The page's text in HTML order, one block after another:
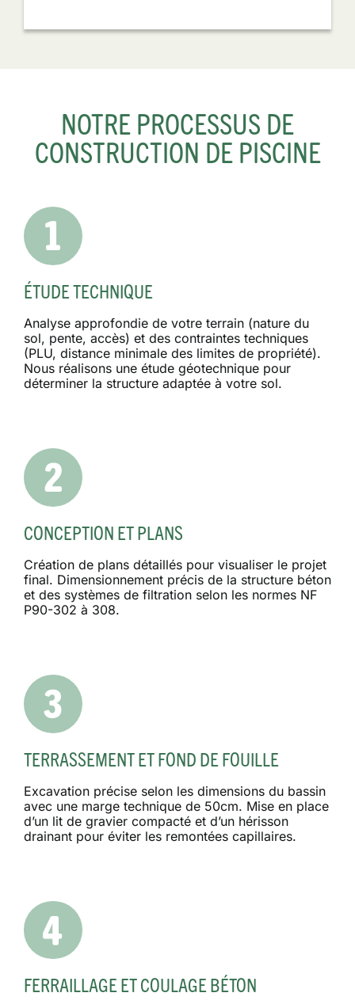
NOTRE PROCESSUS DE
CONSTRUCTION DE PISCINE
ÉTUDE TECHNIQUE
Analyse approfondie de votre terrain (nature du
sol, pente, accès) et des contraintes techniques
(PLU, distance minimale des limites de propriété).
Nous réalisons une étude géotechnique pour
déterminer la structure adaptée à votre sol.
CONCEPTION ET PLANS
Création de plans détaillés pour visualiser le projet
final. Dimensionnement précis de la structure béton
et des systèmes de filtration selon les normes NF
P90-302 à 308.
TERRASSEMENT ET FOND DE FOUILLE
Excavation précise selon les dimensions du bassin
avec une marge technique de 50cm. Mise en place
d’un lit de gravier compacté et d’un hérisson
drainant pour éviter les remontées capillaires.
FERRAILLAGE ET COULAGE BÉTON